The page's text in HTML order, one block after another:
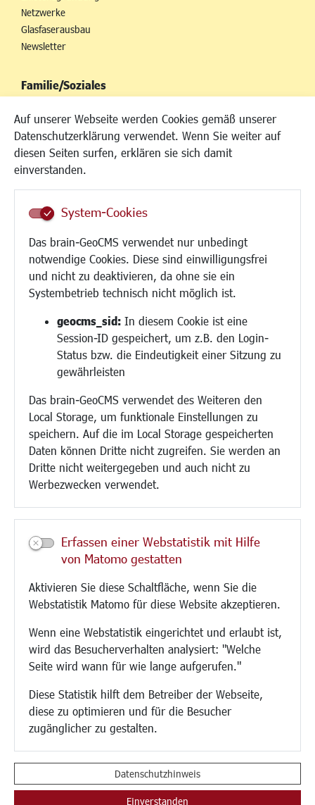
Auf unserer Webseite werden Cookies gemäß unserer
Datenschutzerklärung verwendet. Wenn Sie weiter auf
diesen Seiten surfen, erklären sie sich damit
einverstanden.
System-Cookies
Das brain-GeoCMS verwendet nur unbedingt
notwendige Cookies. Diese sind einwilligungsfrei
und nicht zu deaktivieren, da ohne sie ein
Systembetrieb technisch nicht möglich ist.
geocms_sid: In diesem Cookie ist eine
Session-ID gespeichert, um z.B. den Login-
Status bzw. die Eindeutigkeit einer Sitzung zu
gewährleisten
Das brain-GeoCMS verwendet des Weiteren den
Local Storage, um funktionale Einstellungen zu
speichern. Auf die im Local Storage gespeicherten
Daten können Dritte nicht zugreifen. Sie werden an
Dritte nicht weitergegeben und auch nicht zu
Werbezwecken verwendet.
Erfassen einer Webstatistik mit Hilfe
von Matomo gestatten
Aktivieren Sie diese Schaltfläche, wenn Sie die
Webstatistik Matomo für diese Website akzeptieren.
Wenn eine Webstatistik eingerichtet und erlaubt ist,
wird das Besucherverhalten analysiert: "Welche
Seite wird wann für wie lange aufgerufen."
Diese Statistik hilft dem Betreiber der Webseite,
diese zu optimieren und für die Besucher
zugänglicher zu gestalten.
Datenschutzhinweis
Einverstanden
Netzwerke
Glasfaserausbau
Newsletter
Familie/Soziales
Kinderbetreuung
Kinder und Jugend
Institutionen für Familien
Frauen
Schule
Demokratie leben
Ukrainehilfe
Hilfe für Geflüchtete
Religion
Bauen/Umwelt/Mobilität
Bebauungsplanung
Verkehr/Mobilität
Glasfaserausbau
Aktuelle Baustellen
Paddelteich
CINDY S
Kultur/Freizeit/Tourismus
Veranstaltungen
Neue Stadthalle Langen
Bäder
Musikschule
Stadtbücherei
Stadtarchiv
Museen
Hotels/Unterkünfte
Gastronomie
Kunstszene
Vereine und Institutionen